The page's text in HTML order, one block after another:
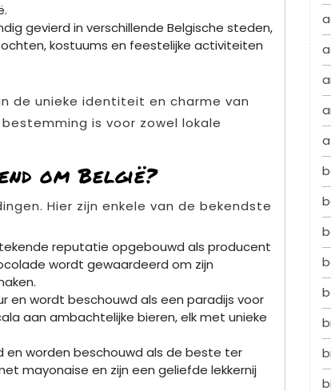
gevierd in verschillende Belgische steden,
kostuums en feestelijke activiteiten
de unieke identiteit en charme van
is voor zowel lokale
om België?
Hier zijn enkele van de bekendste
reputatie opgebouwd als producent
wordt gewaardeerd om zijn
en wordt beschouwd als een paradijs voor
aan ambachtelijke bieren, elk met unieke
en worden beschouwd als de beste ter
mayonaise en zijn een geliefde lekkernij